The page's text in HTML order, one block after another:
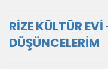
RİZE KÜLTÜR
DÜŞÜNCELERİM